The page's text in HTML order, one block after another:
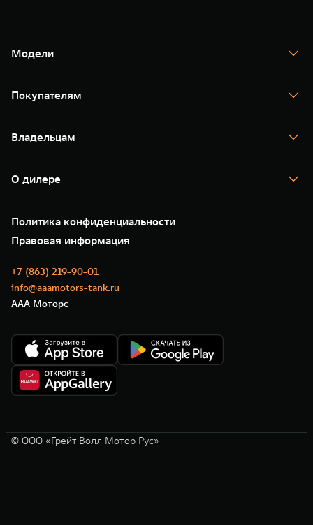
Модели
TANK 400
TANK 500
Покупателям
Тест-драйв
TANK Финансы
Корпоративным клиентам
Зарядные станции
Владельцам
Помощь на дороге
Новые цифровые сервисы TANK
Сервис
Нулевое ТО
Моторные масла
О дилере
35 лет GWM
GWM ТЕХ ДЕНЬ
Новости
Политика конфиденциальности
Правовая информация
+7 (863) 219-90-01
info@aaamotors-tank.ru
ААА Моторс
© ООО «Грейт Волл Мотор Рус»